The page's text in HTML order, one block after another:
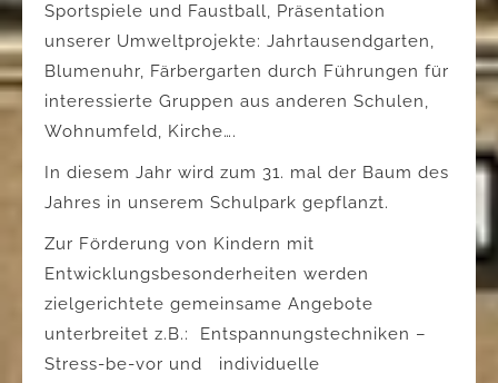
Sportspiele und Faustball, Präsentation
unserer Umweltprojekte: Jahrtausendgarten,
Blumenuhr, Färbergarten durch Führungen für
interessierte Gruppen aus anderen Schulen,
Wohnumfeld, Kirche….
In diesem Jahr wird zum 31. mal der Baum des
Jahres in unserem Schulpark gepflanzt.
Zur Förderung von Kindern mit
Entwicklungsbesonderheiten werden
zielgerichtete gemeinsame Angebote
unterbreitet z.B.: Entspannungstechniken –
Stress-be-vor und individuelle